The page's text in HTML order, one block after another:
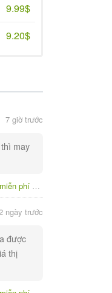
9.99$
9.20$
7 giờ trước
may
Yandex
ngày trước
được
thị